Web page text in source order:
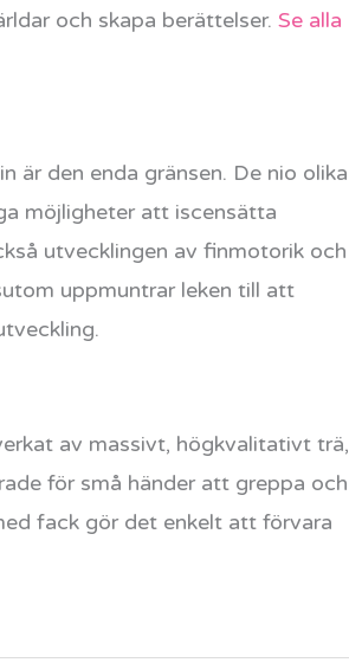
och skapa berättelser.Se alla
är den enda gränsen. De nio olika
möjligheter att iscensätta
utvecklingen av finmotorik och
uppmuntrar leken till att
av massivt, högkvalitativt trä,
för små händer att greppa och
fack gör det enkelt att förvara